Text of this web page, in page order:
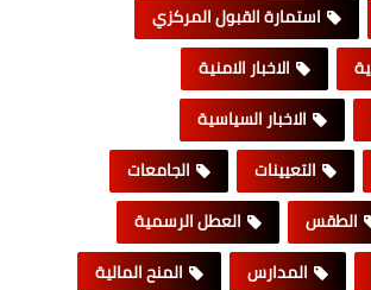
استمارة القبول المركزي
الاخبار الامنية
الاخبار السياسية
التعيينات
الجامعات
الطقس
العطل الرسمية
المدارس
المنح المالية